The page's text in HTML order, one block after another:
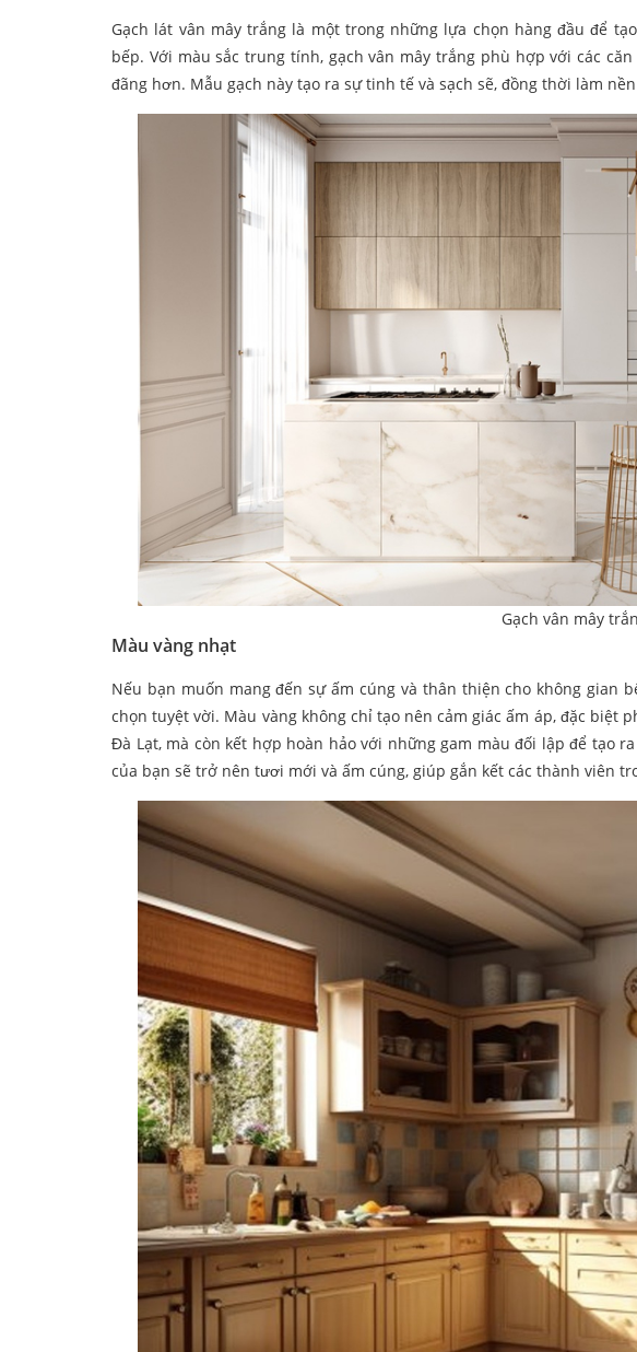
Gạch lát vân mây trắng là một trong những lựa chọn hàng đầu để
bếp. Với màu sắc trung tính, gạch vân mây trắng phù hợp với các
đãng hơn. Mẫu gạch này tạo ra sự tinh tế và sạch sẽ, đồng thời làm
Gạch vân mây
Màu vàng nhạt
Nếu bạn muốn mang đến sự ấm cúng và thân thiện cho không gian
chọn tuyệt vời. Màu vàng không chỉ tạo nên cảm giác ấm áp, đặc biệt
Đà Lạt, mà còn kết hợp hoàn hảo với những gam màu đối lập để tạo
của bạn sẽ trở nên tươi mới và ấm cúng, giúp gắn kết các thành viên